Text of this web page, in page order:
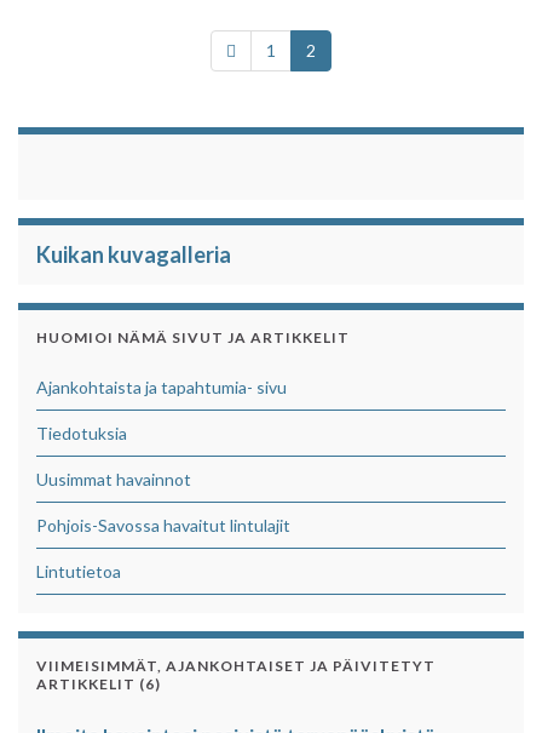
1 2
Kuikan kuvagalleria
HUOMIOI NÄMÄ SIVUT JA ARTIKKELIT
Ajankohtaista ja tapahtumia- sivu
Tiedotuksia
Uusimmat havainnot
Pohjois-Savossa havaitut lintulajit
Lintutietoa
VIIMEISIMMÄT, AJANKOHTAISET JA PÄIVITETYT
ARTIKKELIT (6)